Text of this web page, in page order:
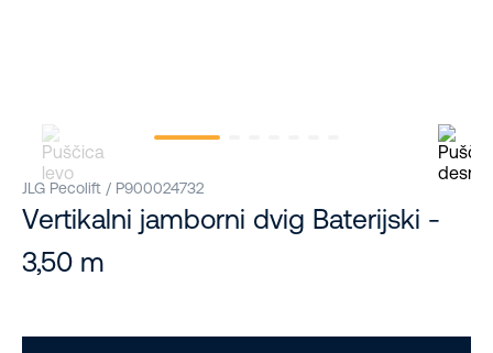
JLG Pecolift / P900024732
Vertikalni jamborni dvig Baterijski -
3,50 m